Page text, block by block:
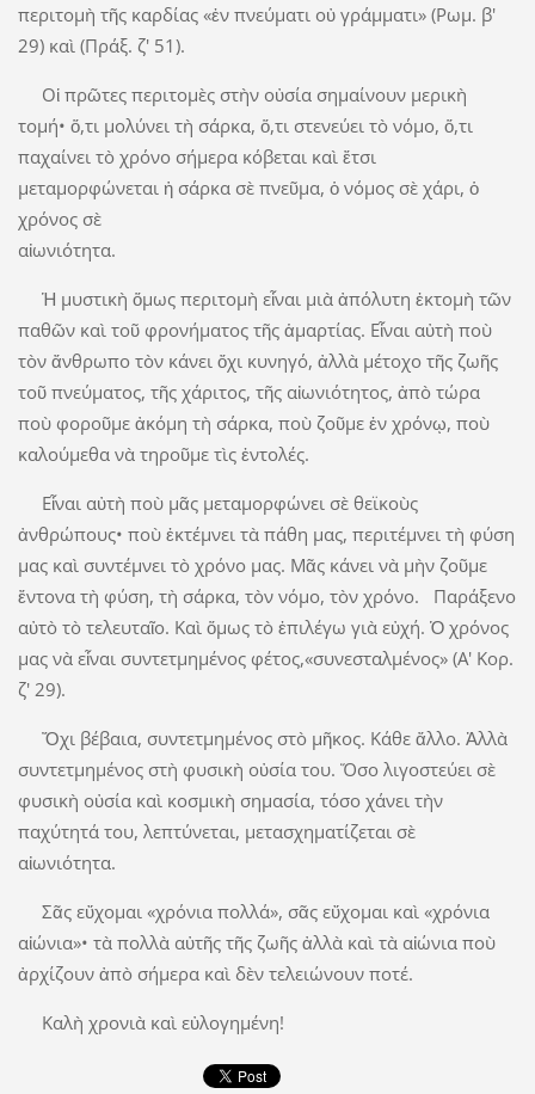
περιτομὴ τῆς καρδίας «ἐν πνεύματι οὐ γράμματι» (Ρωμ. β'
29) καὶ (Πράξ. ζ' 51).
Οἱ πρῶτες περιτομὲς στὴν οὐσία σημαίνουν μερικὴ
τομή• ὅ,τι μολύνει τὴ σάρκα, ὅ,τι στενεύει τὸ νόμο, ὅ,τι
παχαίνει τὸ χρόνο σήμερα κόβεται καὶ ἔτσι
μεταμορφώνεται ἡ σάρκα σὲ πνεῦμα, ὁ νόμος σὲ χάρι, ὁ
χρόνος σὲ
αἰωνιότητα.
Ἡ μυστικὴ ὅμως περιτομὴ εἶναι μιὰ ἀπόλυτη ἐκτομὴ τῶν
παθῶν καὶ τοῦ φρονήματος τῆς ἁμαρτίας. Εἶναι αὐτὴ ποὺ
τὸν ἄνθρωπο τὸν κάνει ὄχι κυνηγό, ἀλλὰ μέτοχο τῆς ζωῆς
τοῦ πνεύματος, τῆς χάριτος, τῆς αἰωνιότητος, ἀπὸ τώρα
ποὺ φοροῦμε ἀκόμη τὴ σάρκα, ποὺ ζοῦμε ἐν χρόνῳ, ποὺ
καλούμεθα νὰ τηροῦμε τὶς ἐντολές.
Εἶναι αὐτὴ ποὺ μᾶς μεταμορφώνει σὲ θεϊκοὺς
ἀνθρώπους• ποὺ ἐκτέμνει τὰ πάθη μας, περιτέμνει τὴ φύση
μας καὶ συντέμνει τὸ χρόνο μας. Μᾶς κάνει νὰ μὴν ζοῦμε
ἔντονα τὴ φύση, τὴ σάρκα, τὸν νόμο, τὸν χρόνο. Παράξενο
αὐτὸ τὸ τελευταῖο. Καὶ ὅμως τὸ ἐπιλέγω γιὰ εὐχή. Ὁ χρόνος
μας νὰ εἶναι συντετμημένος φέτος,«συνεσταλμένος» (Α' Κορ.
ζ' 29).
Ὄχι βέβαια, συντετμημένος στὸ μῆκος. Κάθε ἄλλο. Ἀλλὰ
συντετμημένος στὴ φυσικὴ οὐσία του. Ὅσο λιγοστεύει σὲ
φυσικὴ οὐσία καὶ κοσμικὴ σημασία, τόσο χάνει τὴν
παχύτητά του, λεπτύνεται, μετασχηματίζεται σὲ
αἰωνιότητα.
Σᾶς εὔχομαι «χρόνια πολλά», σᾶς εὔχομαι καὶ «χρόνια
αἰώνια»• τὰ πολλὰ αὐτῆς τῆς ζωῆς ἀλλὰ καὶ τὰ αἰώνια ποὺ
ἀρχίζουν ἀπὸ σήμερα καὶ δὲν τελειώνουν ποτέ.
Καλὴ χρονιὰ καὶ εὐλογημένη!